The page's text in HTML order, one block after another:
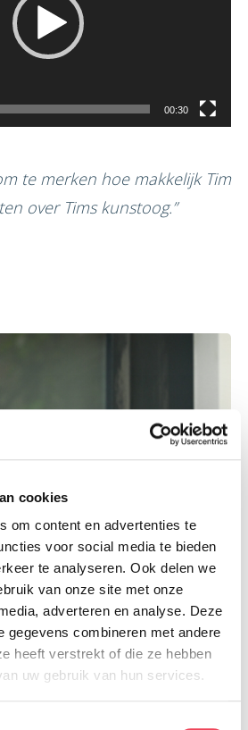
cookies
om content en advertenties te
voor social media te bieden
te analyseren. Ook delen we
van onze site met onze
adverteren en analyse. Deze
gegevens combineren met andere
heeft verstrekt of die ze hebben
uw gebruik van hun services.
00:30
te merken hoe makkelijk Tim
over Tims kunstoog.”